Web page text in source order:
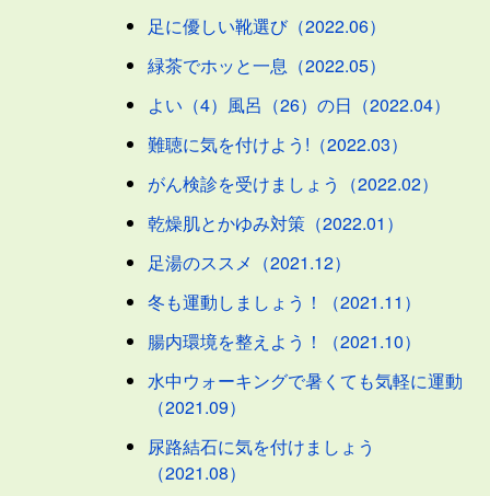
足に優しい靴選び（2022.06）
緑茶でホッと一息（2022.05）
よい（4）風呂（26）の日（2022.04）
難聴に気を付けよう!（2022.03）
がん検診を受けましょう（2022.02）
乾燥肌とかゆみ対策（2022.01）
足湯のススメ（2021.12）
冬も運動しましょう！（2021.11）
腸内環境を整えよう！（2021.10）
水中ウォーキングで暑くても気軽に運動
（2021.09）
尿路結石に気を付けましょう
（2021.08）